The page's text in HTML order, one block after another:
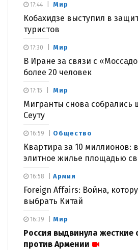
Мир
Кобахидзе выступил в
туристов
17:44
Мир
В Иране за связи с
более 20 человек
17:30
Мир
Мигранты снова собрались
Сеуту
17:15
Общество
Квартира за 10 миллионов:
элитное жилье площадью
16:59
Армия
Foreign Affairs: Война,
выбрать Китай
16:58
Мир
Россия выдвинула жесткие
против Армении
16:39